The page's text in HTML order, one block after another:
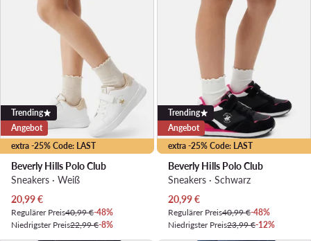
extra -25% Code: LAST
Trending
Angebot
Beverly Hills Polo Club
Sneakers · Weiß
Aktueller Preis
20,99€
Regulärer Preis40,99 €-48%
Niedrigster Preis22,99 €-8%
extra -25% Code: LAST
Trending
Angebot
Beverly Hills Polo Club
Sneakers · Schwarz
Aktueller Preis
20,99€
Regulärer Preis40,99 €-48%
Niedrigster Preis23,99 €-12%